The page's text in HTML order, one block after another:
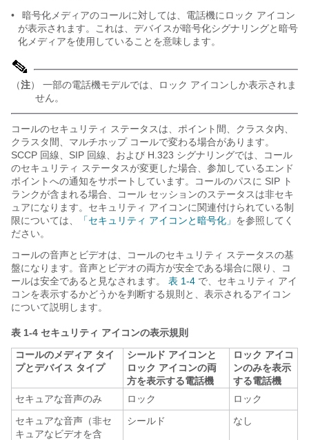
•
暗号化メディアのコールに対しては、電話機にロック アイコン
が表示されます。これは、デバイスが暗号化シグナリングと暗号
化メディアを使用していることを意味します。
（注） 一部の電話機モデルでは、ロック アイコンしか表示されま
せん。
コールのセキュリティ ステータスは、ポイント間、クラスタ内、
クラスタ間、マルチホップ コールで変わる場合があります。
SCCP 回線、SIP 回線、および H.323 シグナリングでは、コール
のセキュリティ ステータスが変更した場合、参加しているエンド
ポイントへの通知をサポートしています。コールのパスに SIP ト
ランクが含まれる場合、コール セッションのステータスは非セキ
ュアになります。セキュリティ アイコンに関連付けられている制
限については、
「セキュリティ アイコンと暗号化」 を参照してく
ださい。
コールの音声とビデオは、コールのセキュリティ ステータスの基
盤になります。音声とビデオの両方が安全である場合に限り、コ
ールは安全であると見なされます。
表 1-4 で、セキュリティ アイ
コンを表示するかどうかを判断する規則と、表示されるアイコン
について説明します。
表 1-4 セキュリティ アイコンの表示規則
コールのメディア タイ
プとデバイス タイプ
シールド アイコンと
ロック アイコンの両
方を表示する電話機
ロック アイコ
ンのみを表示
する電話機
セキュアな音声のみ
ロック
ロック
セキュアな音声（非セ
キュアなビデオを含
シールド なし